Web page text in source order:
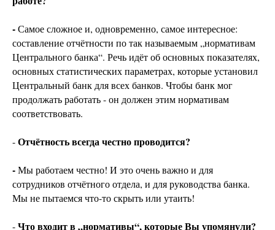
-Самое сложное и, одновременно, самое интересное:
составление отчётности по так называемым „нормативам
Центрального банка“. Речь идёт об основных показателях,
основных статистических параметрах, которые установил
Центральный банк для всех банков. Чтобы банк мог
продолжать работать - он должен этим нормативам
соответствовать.
-Отчётность всегда честно проводится?
-Мы работаем честно! И это очень важно и для
сотрудников отчётного отдела, и для руководства банка.
Мы не пытаемся что-то скрыть или утаить!
-Что входит в „нормативы“, которые Вы упомянули?